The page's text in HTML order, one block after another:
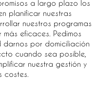
a largo plazo los
planificar nuestras
nuestros programas
eficaces. Pedimos
darnos por domiciliación
cuando sea posible,
nuestra gestión y
costes.